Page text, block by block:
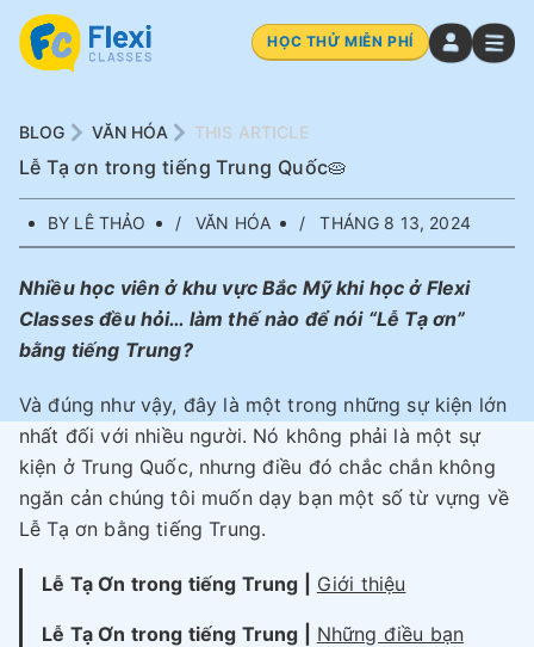
HỌC THỬ MIỄN PHÍ
BLOG VĂN HÓA THIS ARTICLE
Lễ Tạ ơn trong tiếng Trung Quốc🥧
BY LÊ THẢO VĂN HÓA THÁNG 8 13, 2024
Nhiều học viên ở khu vực Bắc Mỹ khi học ở Flexi
Classes đều hỏi… làm thế nào để nói “Lễ Tạ ơn”
bằng tiếng Trung?
Và đúng như vậy, đây là một trong những sự kiện lớn
nhất đối với nhiều người. Nó không phải là một sự
kiện ở Trung Quốc, nhưng điều đó chắc chắn không
ngăn cản chúng tôi muốn dạy bạn một số từ vựng về
Lễ Tạ ơn bằng tiếng Trung.
Lễ Tạ Ơn trong tiếng Trung | Giới thiệu
Lễ Tạ Ơn trong tiếng Trung
Những điều bạn